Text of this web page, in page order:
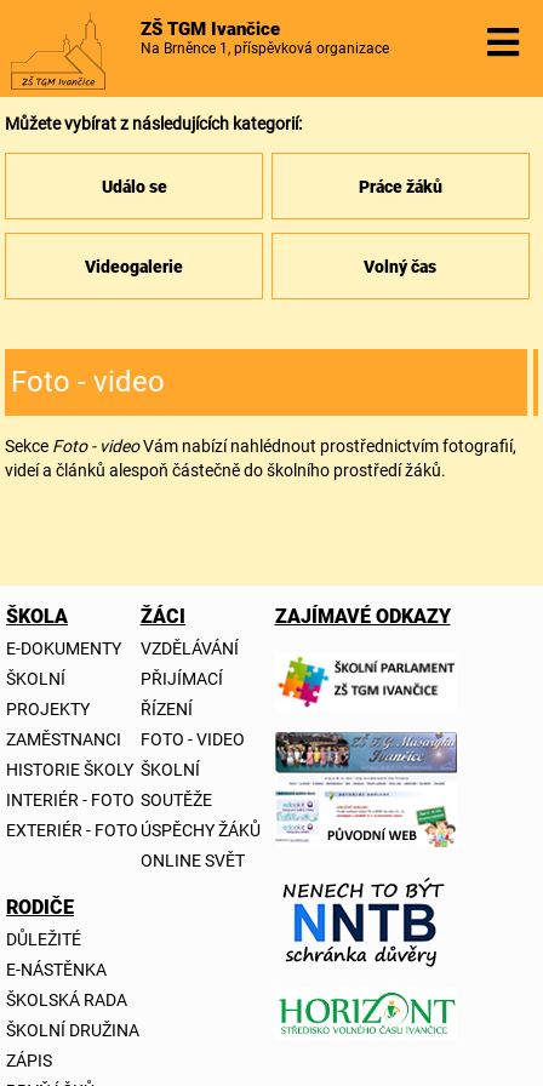
ZŠ TGM Ivančice
Na Brněnce 1, příspěvková organizace
Můžete vybírat z následujících kategorií:
Událo se Práce žáků
Videogalerie Volný čas
Foto - video
Sekce Foto - videoVám nabízí nahlédnout prostřednictvím fotografií,
videí a článků alespoň částečně do školního prostředí žáků.
ŠKOLA
E-DOKUMENTY
ŠKOLNÍ
PROJEKTY
ZAMĚSTNANCI
HISTORIE ŠKOLY
INTERIÉR - FOTO
EXTERIÉR - FOTO
ŽÁCI
VZDĚLÁVÁNÍ
PŘIJÍMACÍ
ŘÍZENÍ
FOTO - VIDEO
ŠKOLNÍ
SOUTĚŽE
ÚSPĚCHY ŽÁKŮ
ONLINE SVĚT
RODIČE
DŮLEŽITÉ
E-NÁSTĚNKA
ŠKOLSKÁ RADA
ŠKOLNÍ DRUŽINA
ZÁPIS
ZAJÍMAVÉ ODKAZY